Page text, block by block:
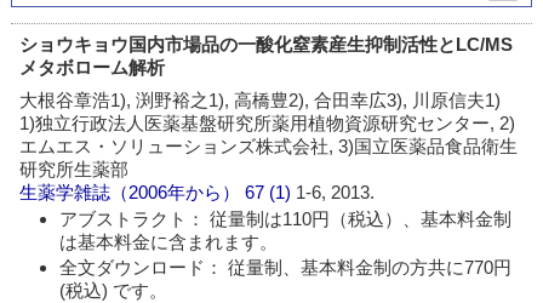
ショウキョウ国内市場品の一酸化窒素産生抑制活性とLC/MS
メタボローム解析
大根谷章浩1), 渕野裕之1), 高橋豊2), 合田幸広3), 川原信夫1)
1)独立行政法人医薬基盤研究所薬用植物資源研究センター, 2)
エムエス・ソリューションズ株式会社, 3)国立医薬品食品衛生
研究所生薬部
生薬学雑誌（2006年から）
67 (1) 1-6, 2013.
アブストラクト： 従量制は110円（税込）、基本料金制
は基本料金に含まれます。
全文ダウンロード： 従量制、基本料金制の方共に770円
(税込) です。